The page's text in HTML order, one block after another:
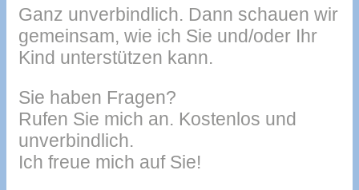
Ganz unverbindlich. Dann schauen wir
gemeinsam, wie ich Sie und/oder Ihr
Kind unterstützen kann.
Sie haben Fragen?
Rufen Sie mich an. Kostenlos und
unverbindlich.
Ich freue mich auf Sie!